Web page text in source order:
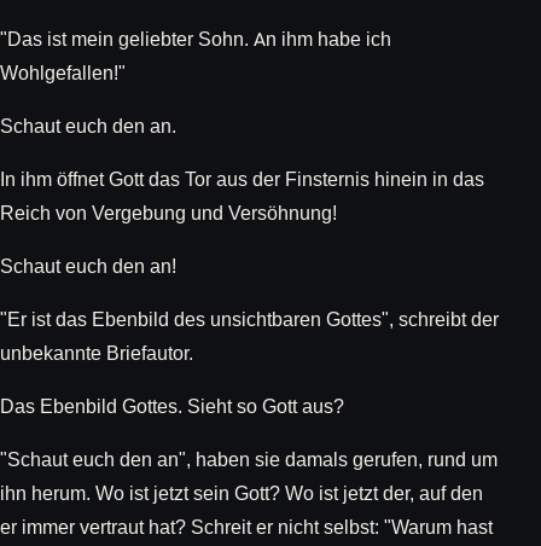
"Das ist mein geliebter Sohn. An ihm habe ich
Wohlgefallen!"
Schaut euch den an.
In ihm öffnet Gott das Tor aus der Finsternis hinein in das
Reich von Vergebung und Versöhnung!
Schaut euch den an!
"Er ist das Ebenbild des unsichtbaren Gottes", schreibt der
unbekannte Briefautor.
Das Ebenbild Gottes. Sieht so Gott aus?
"Schaut euch den an", haben sie damals gerufen, rund um
ihn herum. Wo ist jetzt sein Gott? Wo ist jetzt der, auf den
er immer vertraut hat? Schreit er nicht selbst: "Warum hast